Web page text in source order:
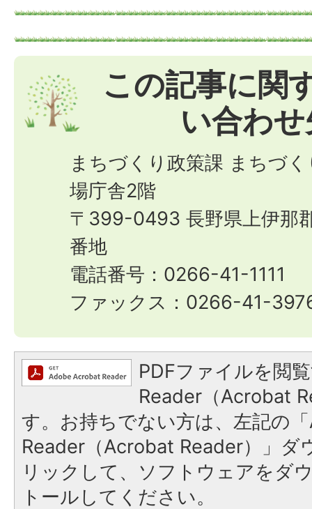
この記事に関
い合わせ
まちづくり政策課 まちづ
場庁舎2階
〒399-0493 長野県上伊那
番地
電話番号：0266-41-1111
ファックス：0266-41-
PDFファイルを閲
Reader（Acrobat
す。お持ちでない方は、左記の
Reader（Acrobat Reader）」ダ
リックして、ソフトウェアをダ
トールしてください。